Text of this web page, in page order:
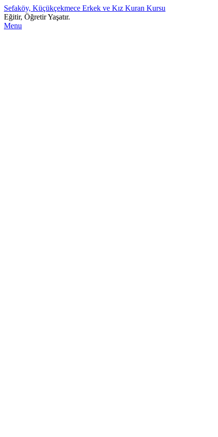
Sefaköy, Küçükçekmece Erkek ve Kız Kuran Kursu
Eğitir, Öğretir Yaşatır.
Menu